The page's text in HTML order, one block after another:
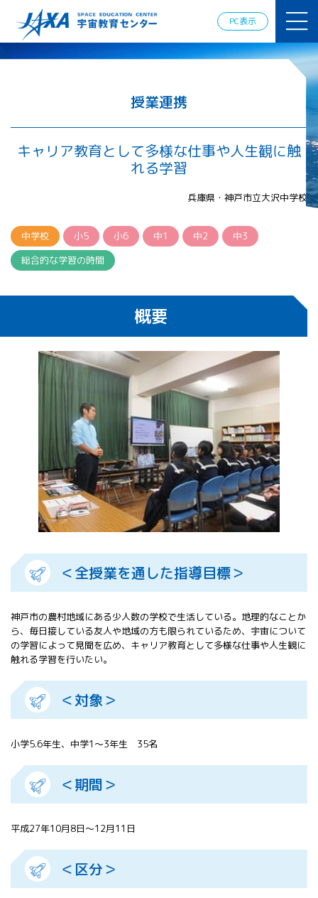
PC表示
ミー
ロスペース
情報の発
信
宇宙を活用
した教育実
践例
体験的学
習機会の
提供（国
APRSAF（ア
関会議）宇
宙教育 for
教育 for All
分科会 年次
会合
APRSAFポス
ターコンテ
スト
APRSAF教員
セミナー
ISEB（国際
宇宙教育会
議）
ISEB学生派
ム
授業連携
キャリア教育として多様な仕事や人生観に触
れる学習
兵庫県・神戸市立大沢中学校
中学校 小5 小6 中1 中2
中3
総合的な学習の時間
概要
＜全授業を通した指導目標＞
神戸市の農村地域にある少人数の学校で生活している。地理的なことか
ら、毎日接している友人や地域の方も限られているため、宇宙について
の学習によって見聞を広め、キャリア教育として多様な仕事や人生観に
触れる学習を行いたい。
＜対象＞
小学5.6年生、中学1～3年生 35名
＜期間＞
平成27年10月8日～12月11日
＜区分＞